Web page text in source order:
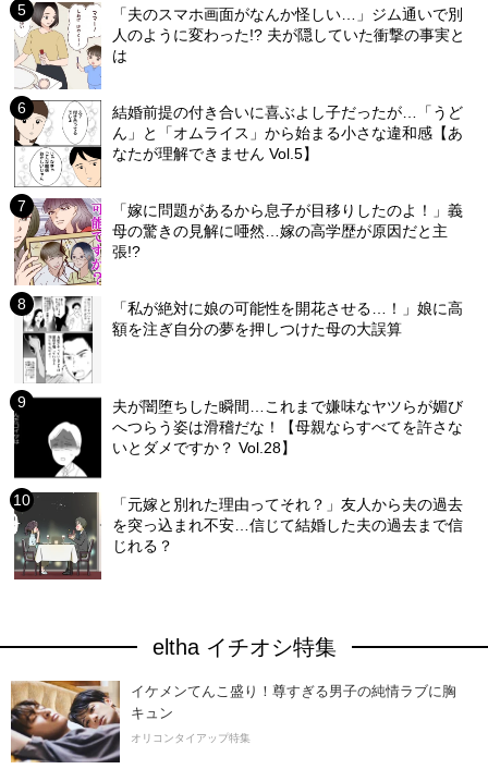
「夫のスマホ画面がなんか怪しい…」ジム通いで別
人のように変わった!? 夫が隠していた衝撃の事実と
は
結婚前提の付き合いに喜ぶよし子だったが…「うど
ん」と「オムライス」から始まる小さな違和感【あ
なたが理解できません Vol.5】
「嫁に問題があるから息子が目移りしたのよ！」義
母の驚きの見解に唖然…嫁の高学歴が原因だと主
張!?
「私が絶対に娘の可能性を開花させる…！」娘に高
額を注ぎ自分の夢を押しつけた母の大誤算
夫が闇堕ちした瞬間…これまで嫌味なヤツらが媚び
へつらう姿は滑稽だな！【母親ならすべてを許さな
いとダメですか？ Vol.28】
「元嫁と別れた理由ってそれ？」友人から夫の過去
を突っ込まれ不安…信じて結婚した夫の過去まで信
じれる？
eltha イチオシ特集
イケメンてんこ盛り！尊すぎる男子の純情ラブに胸
キュン
オリコンタイアップ特集